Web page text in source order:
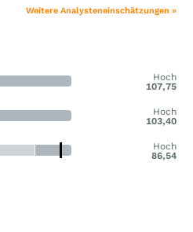
Weitere Analysteneinschätzungen »
Hoch
107,75
Hoch
103,40
Hoch
86,54